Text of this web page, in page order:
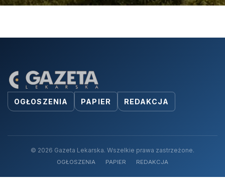
OGŁOSZENIA PAPIER REDAKCJA
© 2026 Gazeta Lekarska. Wszelkie prawa zastrzeżone.
OGŁOSZENIA PAPIER REDAKCJA